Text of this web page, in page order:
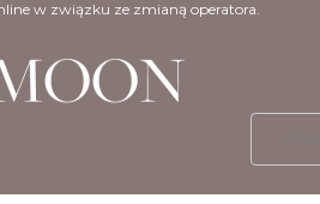
w związku ze zmianą operatora.